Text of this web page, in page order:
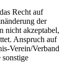
Recht auf
der
nicht akzeptabel,
Anspruch auf
Verein/Verband